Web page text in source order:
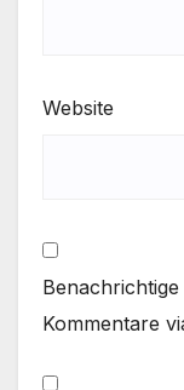
Website
Kommentare